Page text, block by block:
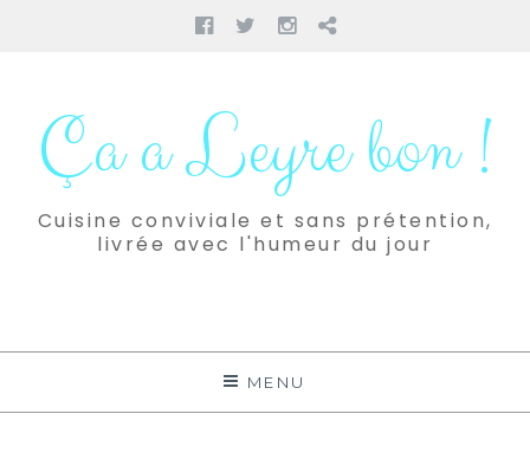
Facebook
TwitterInstagram
Pinterest
contenuÇa a Leyre bon !
Cuisine conviviale et sans prétention,
livrée avec l'humeur du jour
MENU